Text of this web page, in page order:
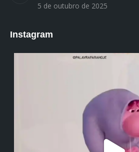
5 de outubro de 2025
Instagram